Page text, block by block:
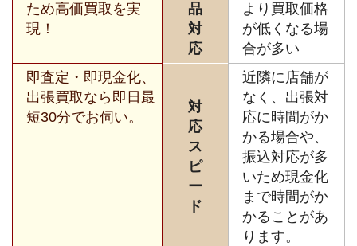
ため高価買取を実
現！
品
対
応
より買取価格
が低くなる場
合が多い
即査定・即現金化、
出張買取なら即日最
短30分でお伺い。
対
応
ス
ピ
ー
ド
近隣に店舗が
なく、出張対
応に時間がか
かる場合や、
振込対応が多
いため現金化
まで時間がか
かることがあ
ります。